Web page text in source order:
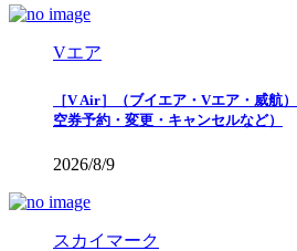
Vエア
［V Air］（ブイエア・Vエア・威航
空券予約・変更・キャンセルなど）
2026/8/9
スカイマーク